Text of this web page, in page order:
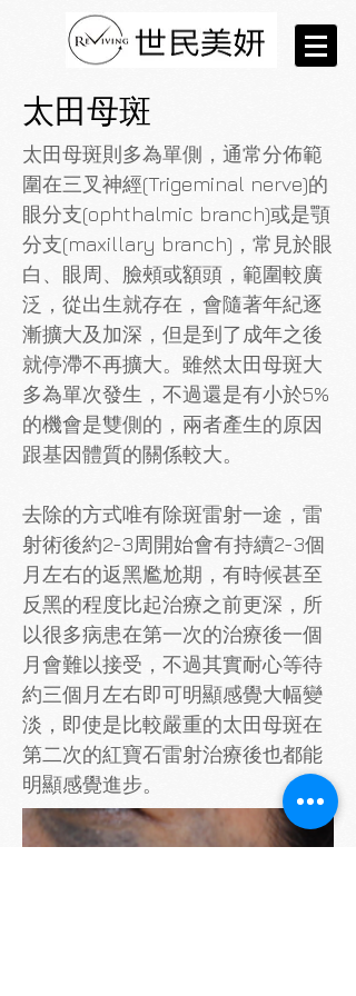
太田母斑
太田母斑則多為單側，通常分佈範
圍在三叉神經(Trigeminal nerve)的
眼分支(ophthalmic branch)或是顎
分支(maxillary branch)，常見於眼
白、眼周、臉頰或額頭，範圍較廣
泛，從出生就存在，會隨著年紀逐
漸擴大及加深，但是到了成年之後
就停滯不再擴大。雖然太田母斑大
多為單次發生，不過還是有小於5%
的機會是雙側的，兩者產生的原因
跟基因體質的關係較大。
去除的方式唯有除斑雷射一途，雷
射術後約2-3周開始會有持續2-3個
月左右的返黑尷尬期，有時候甚至
反黑的程度比起治療之前更深，所
以很多病患在第一次的治療後一個
月會難以接受，不過其實耐心等待
約三個月左右即可明顯感覺大幅變
淡，即使是比較嚴重的太田母斑在
第二次的紅寶石雷射治療後也都能
明顯感覺進步。